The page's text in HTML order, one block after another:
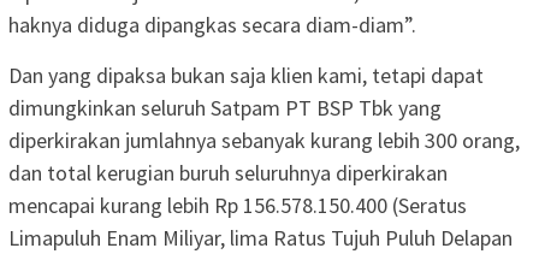
haknya diduga dipangkas secara diam-diam”.
Dan yang dipaksa bukan saja klien kami, tetapi dapat
dimungkinkan seluruh Satpam PT BSP Tbk yang
diperkirakan jumlahnya sebanyak kurang lebih 300 orang,
dan total kerugian buruh seluruhnya diperkirakan
mencapai kurang lebih Rp 156.578.150.400 (Seratus
Limapuluh Enam Miliyar, lima Ratus Tujuh Puluh Delapan